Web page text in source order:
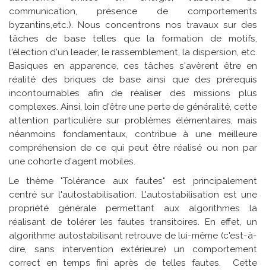
communication, présence de comportements
byzantins,etc.). Nous concentrons nos travaux sur des
tâches de base telles que la formation de motifs,
l'élection d'un leader, le rassemblement, la dispersion, etc.
Basiques en apparence, ces tâches s'avèrent être en
réalité des briques de base ainsi que des prérequis
incontournables afin de réaliser des missions plus
complexes. Ainsi, loin d'être une perte de généralité, cette
attention particulière sur problèmes élémentaires, mais
néanmoins fondamentaux, contribue à une meilleure
compréhension de ce qui peut être réalisé ou non par
une cohorte d'agent mobiles.
Le thème "Tolérance aux fautes" est principalement
centré sur l'autostabilisation. L'autostabilisation est une
propriété générale permettant aux algorithmes la
réalisant de tolérer les fautes transitoires. En effet, un
algorithme autostabilisant retrouve de lui-même (c'est-à-
dire, sans intervention extérieure) un comportement
correct en temps fini après de telles fautes. Cette